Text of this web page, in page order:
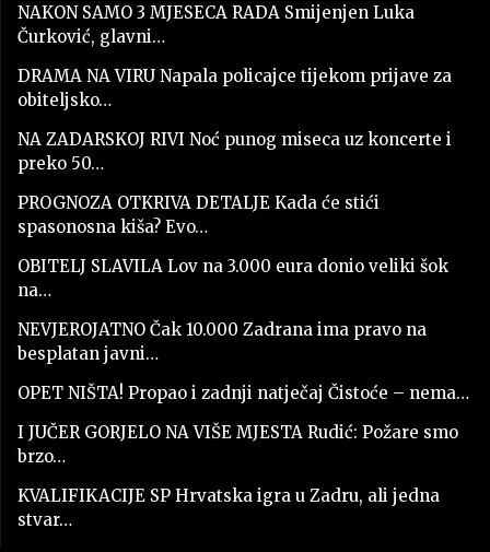
NAKON SAMO 3 MJESECA RADA Smijenjen Luka
Čurković, glavni…
DRAMA NA VIRU Napala policajce tijekom prijave za
obiteljsko…
NA ZADARSKOJ RIVI Noć punog miseca uz koncerte i
preko 50…
PROGNOZA OTKRIVA DETALJE Kada će stići
spasonosna kiša? Evo…
OBITELJ SLAVILA Lov na 3.000 eura donio veliki šok
na…
NEVJEROJATNO Čak 10.000 Zadrana ima pravo na
besplatan javni…
OPET NIŠTA! Propao i zadnji natječaj Čistoće – nema…
I JUČER GORJELO NA VIŠE MJESTA Rudić: Požare smo
brzo…
KVALIFIKACIJE SP Hrvatska igra u Zadru, ali jedna
stvar…